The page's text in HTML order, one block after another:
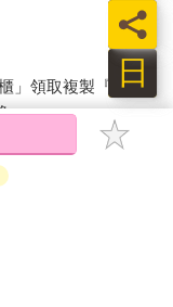
」領取複製『兌換
。
僅能以金石堂專屬
日
員